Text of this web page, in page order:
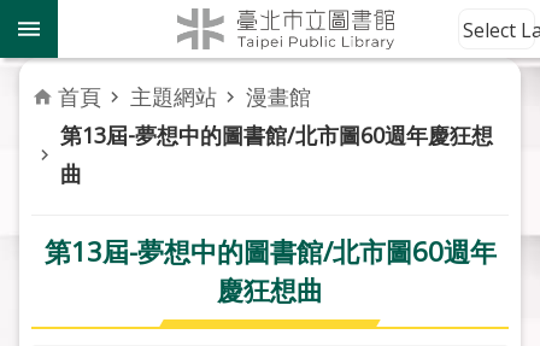
跳到主要內容區塊
到
館
資
訊
服
務
活
Select
首頁 主題網站
漫畫館
第13屆-夢想中的圖書館/北市圖60週年慶狂想
曲
第13屆-夢想中的圖書館/北市圖60週年
慶狂想曲